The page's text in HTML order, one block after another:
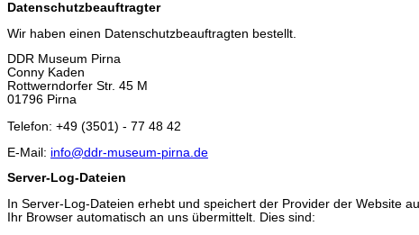
Datenschutzbeauftragter
Wir haben einen Datenschutzbeauftragten bestellt.
DDR Museum Pirna
Conny Kaden
Rottwerndorfer Str. 45 M
01796 Pirna
Telefon: +49 (3501) - 77 48 42
E-Mail: info@ddr-museum-pirna.de
Server-Log-Dateien
In Server-Log-Dateien erhebt und speichert der Provider der Website
Ihr Browser automatisch an uns übermittelt. Dies sind: